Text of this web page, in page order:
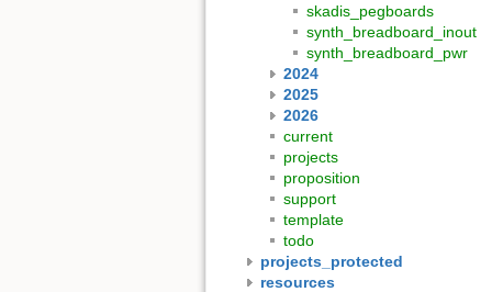
skadis_pegboards
synth_breadboard_inout
synth_breadboard_pwr
2024
2025
2026
current
projects
proposition
support
template
todo
projects_protected
resources